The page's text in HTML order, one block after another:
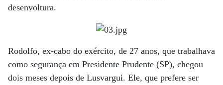
desenvoltura.
Rodolfo, ex-cabo do exército, de 27 anos, que trabalhava
como segurança em Presidente Prudente (SP), chegou
dois meses depois de Lusvargui. Ele, que prefere ser